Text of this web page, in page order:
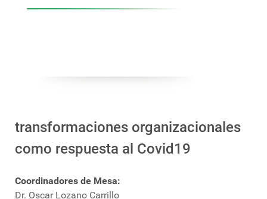
transformaciones organizacionales
como respuesta al Covid19
Coordinadores de Mesa:
Dr. Oscar Lozano Carrillo